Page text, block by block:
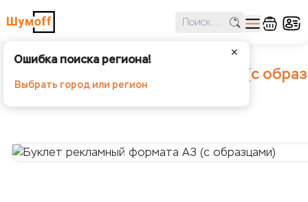
✕
Ошибка поиска региона!
Выбрать город или регион
Буклет рекламный формата А3 (с